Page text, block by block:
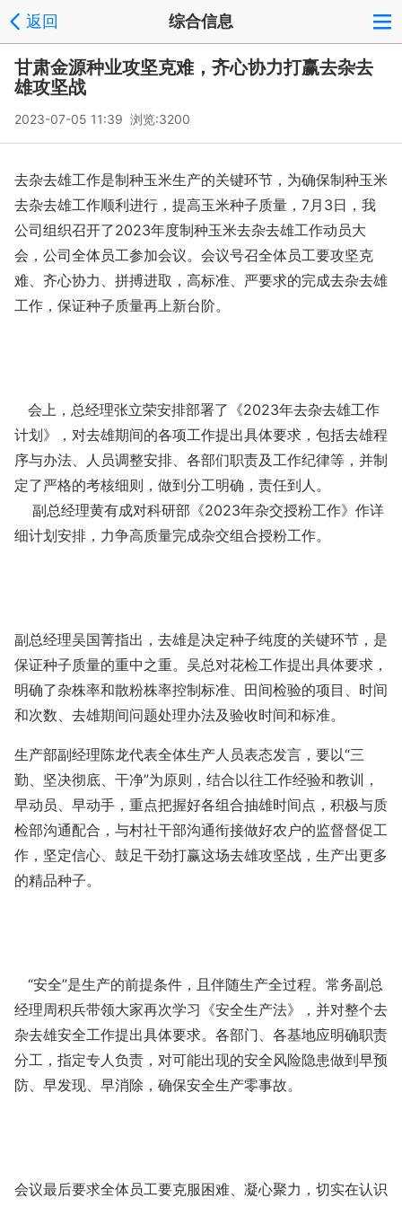
返回 综合信息
甘肃金源种业攻坚克难，齐心协力打赢去杂去
雄攻坚战
2023-07-05 11:39 浏览:3200
去杂去雄工作是制种玉米生产的关键环节，为确保制种玉米
去杂去雄工作顺利进行，提高玉米种子质量，7月3日，我
公司组织召开了2023年度制种玉米去杂去雄工作动员大
会，公司全体员工参加会议。会议号召全体员工要攻坚克
难、齐心协力、拼搏进取，高标准、严要求的完成去杂去雄
工作，保证种子质量再上新台阶。
会上，总经理张立荣安排部署了《2023年去杂去雄工作
计划》，对去雄期间的各项工作提出具体要求，包括去雄程
序与办法、人员调整安排、各部们职责及工作纪律等，并制
定了严格的考核细则，做到分工明确，责任到人。
副总经理黄有成对科研部《2023年杂交授粉工作》作详
细计划安排，力争高质量完成杂交组合授粉工作。
副总经理吴国菁指出，去雄是决定种子纯度的关键环节，是
保证种子质量的重中之重。吴总对花检工作提出具体要求，
明确了杂株率和散粉株率控制标准、田间检验的项目、时间
和次数、去雄期间问题处理办法及验收时间和标准。
生产部副经理陈龙代表全体生产人员表态发言，要以“三
勤、坚决彻底、干净”为原则，结合以往工作经验和教训，
早动员、早动手，重点把握好各组合抽雄时间点，积极与质
检部沟通配合，与村社干部沟通衔接做好农户的监督督促工
作，坚定信心、鼓足干劲打赢这场去雄攻坚战，生产出更多
的精品种子。
“安全”是生产的前提条件，且伴随生产全过程。常务副总
经理周积兵带领大家再次学习《安全生产法》，并对整个去
杂去雄安全工作提出具体要求。各部门、各基地应明确职责
分工，指定专人负责，对可能出现的安全风险隐患做到早预
防、早发现、早消除，确保安全生产零事故。
会议最后要求全体员工要克服困难、凝心聚力，切实在认识